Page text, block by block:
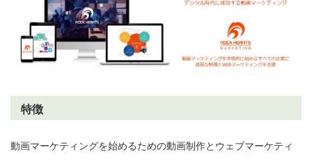
特徴
動画マーケティングを始めるための動画制作とウェブマーケティ